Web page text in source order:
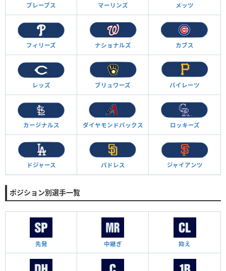
ブレーブス マーリンズ メッツ
フィリーズ ナショナルズ カブス
レッズ ブリュワーズ パイレーツ
カージナルス ダイヤモンドバックス ロッキーズ
ドジャース パドレス ジャイアンツ
ポジション別選手一覧
先発 中継ぎ 抑え